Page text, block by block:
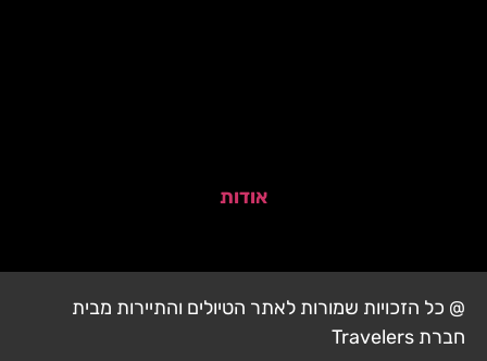
אודות
@ כל הזכויות שמורות לאתר הטיולים והתיירות מבית
חברת Travelers